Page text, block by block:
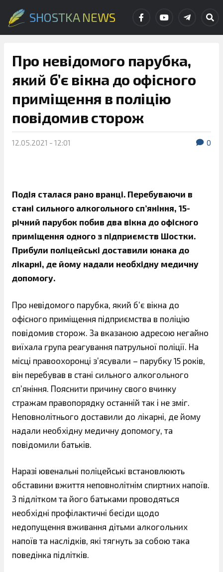
SHOSTKA NEWS
Про невідомого парубка,
який б’є вікна до офісного
приміщення в поліцію
повідомив сторож
12.05.2021 - 12:01 0
Подія сталася рано вранці. Перебуваючи в
стані сильного алкогольного сп’яніння, 15-
річний парубок побив два вікна до офісного
приміщення одного з підприємств Шостки.
Прибули поліцейські доставили юнака до
лікарні, де йому надали необхідну медичну
допомогу.
Про невідомого парубка, який б’є вікна до
офісного приміщення підприємства в поліцію
повідомив сторож. За вказаною адресою негайно
виїхала група реагування патрульної поліції. На
місці правоохоронці з’ясували – парубку 15 років,
він перебував в стані сильного алкогольного
сп’яніння. Пояснити причину свого вчинку
стражам правопорядку останній так і не зміг.
Неповнолітнього доставили до лікарні, де йому
надали необхідну медичну допомогу, та
повідомили батьків.
Наразі ювенальні поліцейські встановлюють
обставини вжиття неповнолітнім спиртних напоїв.
З підлітком та його батьками проводяться
необхідні профілактичні бесіди щодо
недопущення вживання дітьми алкогольних
напоїв та наслідків, які тягнуть за собою така
поведінка підлітків.